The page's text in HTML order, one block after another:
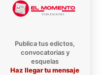
Publica tus edictos,
convocatorias y
esquelas
Haz llegar tu mensaje